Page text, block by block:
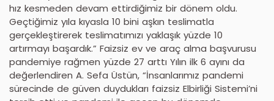
hız kesmeden devam ettirdiğimiz bir dönem oldu.
Geçtiğimiz yıla kıyasla 10 bini aşkın teslimatla
gerçekleştirerek teslimatımızı yaklaşık yüzde 10
artırmayı başardık.” Faizsiz ev ve araç alma başvurusu
pandemiye rağmen yüzde 27 arttı Yılın ilk 6 ayını da
değerlendiren A. Sefa Üstün, “İnsanlarımız pandemi
sürecinde de güven duydukları faizsiz Elbirliği Sistemi’ni